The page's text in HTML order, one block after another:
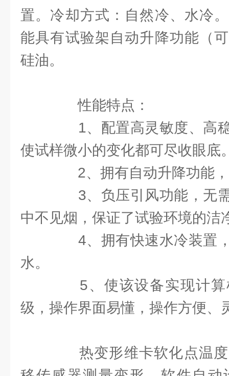
置。冷却方式：自然冷、水冷
能具有试验架自动升降功能（
硅油。
性能特点：
1、配置高灵敏度、高稳
使试样微小的变化都可尽收眼底
2、拥有自动升降功能，
3、负压引风功能，无需
中不见烟，保证了试验环境的洁
4、拥有快速水冷装置，
水。
5、使该设备实现计算
级，操作界面易懂，操作方便、
热变形维卡软化点温度